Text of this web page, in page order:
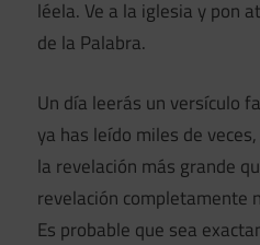
léela. Ve a la iglesia y pon
de la Palabra.
Un día leerás un versículo
ya has leído miles de
la revelación más grande
revelación completamente
Es probable que sea